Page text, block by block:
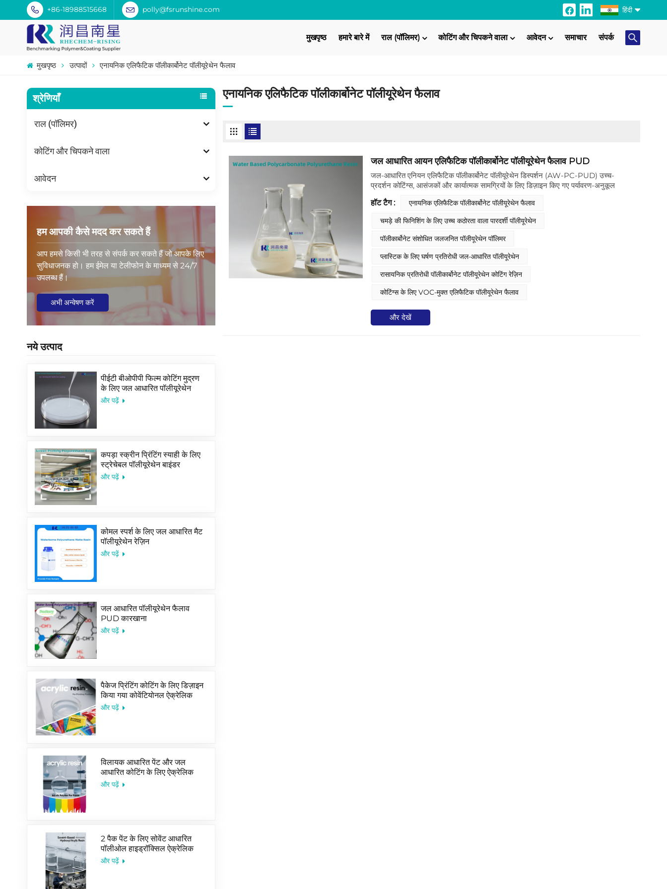
+86-18988515668 polly@fsrunshine.com हिंदी
Português
日本語
मुखपृष्ठ हमारे बारे में राल (पॉलिमर) कोटिंग और चिपकने वाला आवेदन समाचार संपर्क
मुखपृष्ठ उत्पादों एनायनिक एलिफैटिक पॉलीकार्बोनेट पॉलीयूरेथेन फैलाव
श्रेणियाँ
राल (पॉलिमर)
कोटिंग और चिपकने वाला
आवेदन
हम आपकी कैसे मदद कर सकते हैं
आप हमसे किसी भी तरह से संपर्क कर सकते हैं जो आपके लिए
सुविधाजनक हो। हम ईमेल या टेलीफोन के माध्यम से 24/7
उपलब्ध हैं।
अभी अन्वेषण करें
नये उत्पाद
पीईटी बीओपीपी फिल्म कोटिंग मुद्रण
के लिए जल आधारित पॉलीयूरेथेन
बाइंडर
और पढ़ें
कपड़ा स्क्रीन प्रिंटिंग स्याही के लिए
स्ट्रेचेबल पॉलीयूरेथेन बाइंडर
और पढ़ें
कोमल स्पर्श के लिए जल आधारित मैट
पॉलीयूरेथेन रेज़िन
और पढ़ें
जल आधारित पॉलीयूरेथेन फैलाव
PUD कारखाना
और पढ़ें
पैकेज प्रिंटिंग कोटिंग के लिए डिज़ाइन
किया गया कोवेंटियोनल ऐक्रेलिक
कोपोलिमर इमल्शन
और पढ़ें
विलायक आधारित पेंट और जल
आधारित कोटिंग के लिए ऐक्रेलिक
रेज़िन की अच्छी बिक्री
और पढ़ें
2 पैक पेंट के लिए सोवेंट आधारित
पॉलीओल हाइड्रॉक्सिल ऐक्रेलिक
रेज़िन
और पढ़ें
एनायनिक एलिफैटिक पॉलीकार्बोनेट पॉलीयूरेथेन फैलाव
जल आधारित आयन एलिफैटिक पॉलीकार्बोनेट पॉलीयूरेथेन फैलाव PUD
जल-आधारित एनियन एलिफैटिक पॉलीकार्बोनेट पॉलीयूरेथेन डिस्पर्शन (AW-PC-PUD) उच्च-
प्रदर्शन कोटिंग्स, आसंजकों और कार्यात्मक सामग्रियों के लिए डिज़ाइन किए गए पर्यावरण-अनुकूल
एलिफैटिक पॉलीयूरेथेन पॉलिमर बैकबोन, कार्बोक्सिलेट एनियोनिक स्थिरीकरण और पॉलीकार्बोनेट
कार्यक्षमता का संयोजन करती है, जिससे असाधारण अवरोधक गुण, स्थायित्व और पर्यावरण अनुकूलता
प्राप्त होती है। नीचे इसकी विशेषताओं और औद्योगिक अनुप्रयोगों का विस्तृत विश्लेषण दिया गया है:
हॉट टैग :
एनायनिक एलिफैटिक पॉलीकार्बोनेट पॉलीयूरेथेन फैलाव
चमड़े की फिनिशिंग के लिए उच्च कठोरता वाला पारदर्शी पॉलीयूरेथेन
पॉलीकार्बोनेट संशोधित जलजनित पॉलीयूरेथेन पॉलिमर
प्लास्टिक के लिए घर्षण प्रतिरोधी जल-आधारित पॉलीयूरेथेन
रासायनिक प्रतिरोधी पॉलीकार्बोनेट पॉलीयूरेथेन कोटिंग रेज़िन
कोटिंग्स के लिए VOC-मुक्त एलिफैटिक पॉलीयूरेथेन फैलाव
और देखें